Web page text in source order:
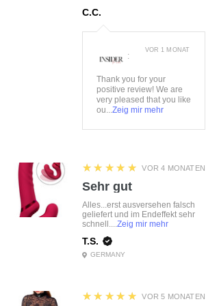
C.C.
:
Thank you for your
positive review! We are
very pleased that you like
ou...Zeig mir mehr
VOR 1 MONAT
VOR 4 MONATEN
5
★★★★★
Sehr gut
Alles...erst ausversehen falsch
geliefert und im Endeffekt sehr
schnell....Zeig mir mehr
T.S.
GERMANY
VOR 5 MONATEN
5
★★★★★